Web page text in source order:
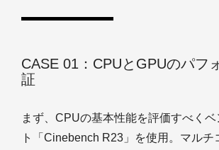
CASE 01：CPUとGPUのパフ
証
まず、CPUの基本性能を評価すべく
ト「Cinebench R23」を使用。マルチ